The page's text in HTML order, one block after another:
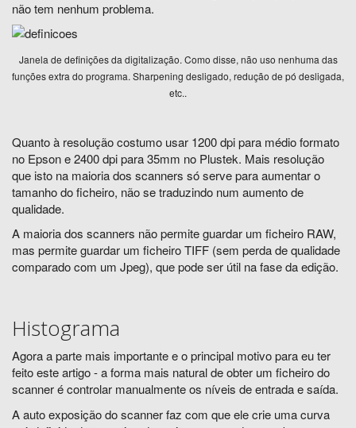
não tem nenhum problema.
Janela de definições da digitalização. Como disse, não uso nenhuma das
funções extra do programa. Sharpening desligado, redução de pó desligada,
etc..
Quanto à resolução costumo usar 1200 dpi para médio formato
no Epson e 2400 dpi para 35mm no Plustek. Mais resolução
que isto na maioria dos scanners só serve para aumentar o
tamanho do ficheiro, não se traduzindo num aumento de
qualidade.
A maioria dos scanners não permite guardar um ficheiro RAW,
mas permite guardar um ficheiro TIFF (sem perda de qualidade
comparado com um Jpeg), que pode ser útil na fase da edição.
Histograma
Agora a parte mais importante e o principal motivo para eu ter
feito este artigo - a forma mais natural de obter um ficheiro do
scanner é controlar manualmente os níveis de entrada e saída.
A auto exposição do scanner faz com que ele crie uma curva